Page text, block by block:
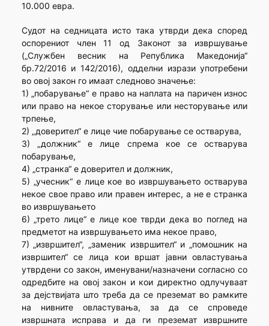
10.000 евра.
Судот на седницата исто така утврди дека според
оспорениот член 11 од Законот за извршување
(„Службен весник на Република Македонија“
бр.72/2016 и 142/2016), одделни изрази употребени
во овој закон го имаат следново значење:
1) „побарување“ е право на наплата на паричен износ
или право на некое сторување или несторување или
трпење,
2) „доверител“ е лице чие побарување се остварува,
3) „должник“ е лице спрема кое се остварува
побарување,
4) „странка“ е доверител и должник,
5) „учесник“ е лице кое во извршувањето остварува
некое свое право или правен интерес, а не е странка
во извршувањето
6) „трето лице“ е лице кое тврди дека во поглед на
предметот на извршувањето има некое право,
7) „извршител“, „заменик извршител“ и „помошник на
извршител“ се лица кои вршат јавни овластувања
утврдени со закон, именувани/назначени согласно со
одредбите на овој закон и кои директно одлучуваат
за дејствијата што треба да се преземат во рамките
на нивните овластувања, за да се спроведе
извршната исправа и да ги преземат извршните